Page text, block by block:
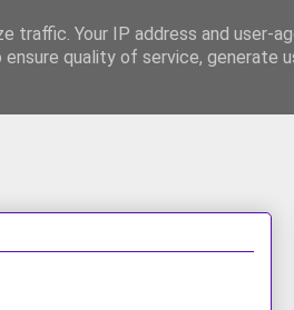
Współpraca / Kontakt
traffic. Your IP address and user-
quality of service, generate